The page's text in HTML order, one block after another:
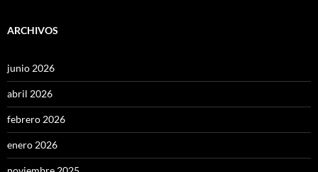
ARCHIVOS
junio 2026
abril 2026
febrero 2026
enero 2026